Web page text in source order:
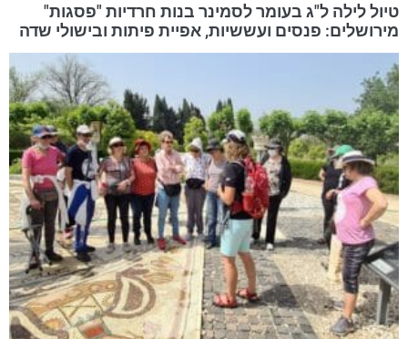
טיול לילה ל"ג בעומר לסמינר בנות חרדיות "פסגות"
מירושלים: פנסים ועששיות, אפיית פיתות ובישולי שדה